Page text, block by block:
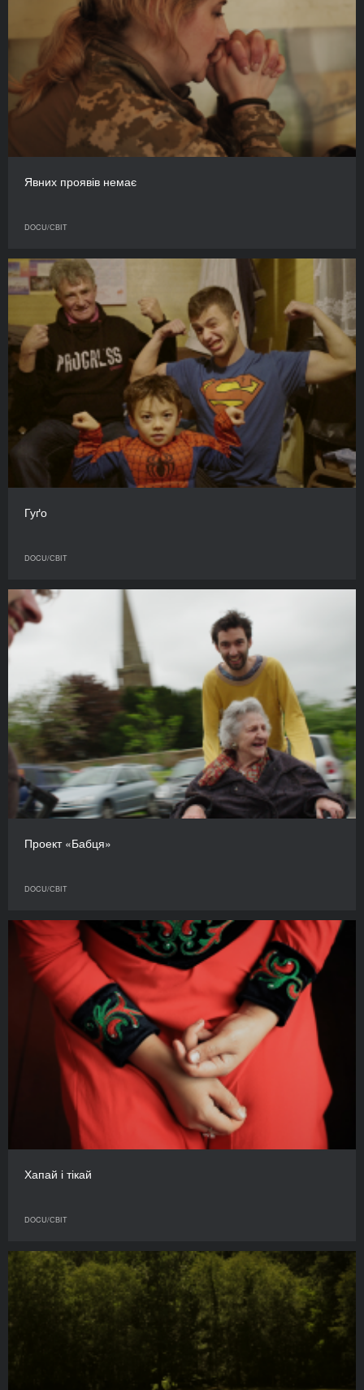
Явних проявів немає
DOCU/СВІТ
Гуґо
DOCU/СВІТ
Проект «Бабця»
DOCU/СВІТ
Хапай і тікай
DOCU/СВІТ